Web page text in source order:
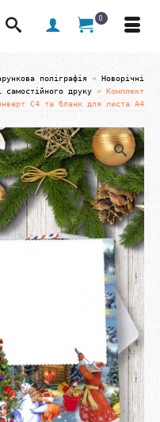
0
поліграфія » Новорічні
самостійного друку
» Комплект
С4 та бланк для листа А4